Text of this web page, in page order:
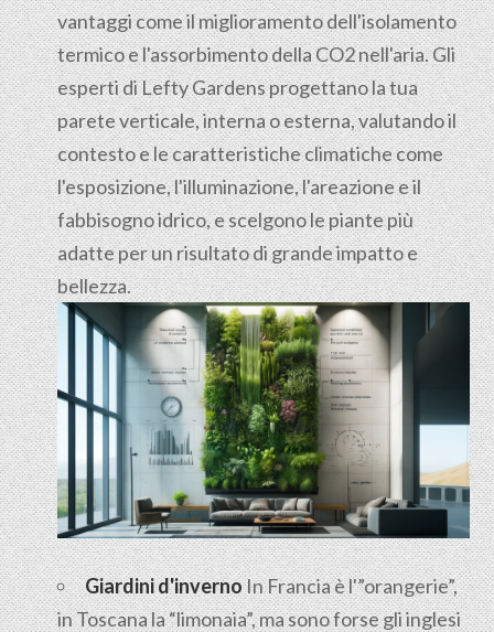
vantaggi come il miglioramento dell'isolamento
termico e l'assorbimento della CO2 nell'aria. Gli
esperti di Lefty Gardens progettano la tua
parete verticale, interna o esterna, valutando il
contesto e le caratteristiche climatiche come
l'esposizione, l'illuminazione, l'areazione e il
fabbisogno idrico, e scelgono le piante più
adatte per un risultato di grande impatto e
bellezza.
Giardini d'invernoIn Francia è l'”orangerie”,
in Toscana la “limonaia”, ma sono forse gli inglesi